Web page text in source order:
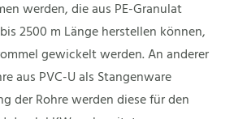
werden, die aus PE-Granulat
2500 m Länge herstellen können,
gewickelt werden. An anderer
aus PVC-U als Stangenware
der Rohre werden diese für den